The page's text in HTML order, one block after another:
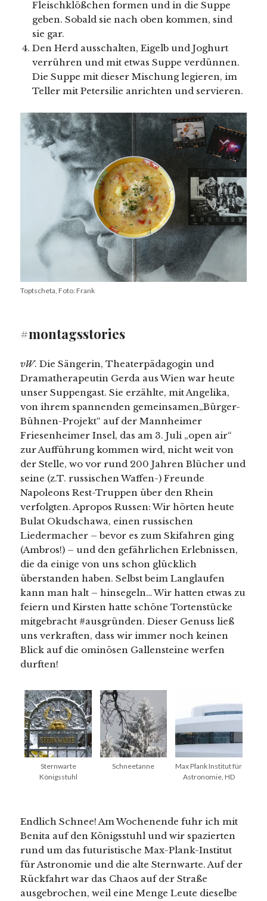
Fleischklößchen formen und in die Suppe
geben. Sobald sie nach oben kommen, sind
sie gar.
Den Herd ausschalten, Eigelb und Joghurt
verrühren und mit etwas Suppe verdünnen.
Die Suppe mit dieser Mischung legieren, im
Teller mit Petersilie anrichten und servieren.
Toptscheta, Foto: Frank
#montagsstories
vW. Die Sängerin, Theaterpädagogin und
Dramatherapeutin Gerda aus Wien war heute
unser Suppengast. Sie erzählte, mit Angelika,
von ihrem spannenden gemeinsamen„Bürger-
Bühnen-Projekt“ auf der Mannheimer
Friesenheimer Insel, das am 3. Juli „open air“
zur Aufführung kommen wird, nicht weit von
der Stelle, wo vor rund 200 Jahren Blücher und
seine (z.T. russischen Waffen-) Freunde
Napoleons Rest-Truppen über den Rhein
verfolgten. Apropos Russen: Wir hörten heute
Bulat Okudschawa, einen russischen
Liedermacher – bevor es zum Skifahren ging
(Ambros!) – und den gefährlichen Erlebnissen,
die da einige von uns schon glücklich
überstanden haben. Selbst beim Langlaufen
kann man halt – hinsegeln… Wir hatten etwas zu
feiern und Kirsten hatte schöne Tortenstücke
mitgebracht #ausgründen. Dieser Genuss ließ
uns verkraften, dass wir immer noch keinen
Blick auf die ominösen Gallensteine werfen
durften!
Sternwarte
Königsstuhl
Schneetanne
Max Plank Institut für
Astronomie, HD
Endlich Schnee! Am Wochenende fuhr ich mit
Benita auf den Königsstuhl und wir spazierten
rund um das futuristische Max-Plank-Institut
für Astronomie und die alte Sternwarte. Auf der
Rückfahrt war das Chaos auf der Straße
ausgebrochen, weil eine Menge Leute dieselbe